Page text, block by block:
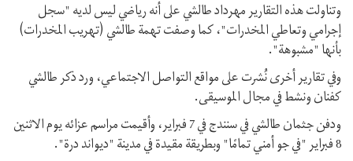
وتناولت هذه التقارير مهرداد طالشي على أنه رياضي ليس لديه "سجل
إجرامي وتعاطي المخدرات"، كما وصفت تهمة طالشي (تهريب المخدرات)
بأنها "مشبوهة".
وفي تقارير أخرى نُشرت على مواقع التواصل الاجتماعي، ورد ذكر طالشي
كفنان ونشط في مجال الموسيقى.
ودفن جثمان طالشي في سنندج في 7 فبراير، وأقيمت مراسم عزائه يوم الاثنين
8 فبراير "في جو أمني تمامًا" وبطريقة مقيدة في مدينة "ديواند درة".